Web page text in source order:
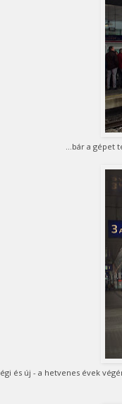
...bár a gépet
és új - a hetvenes évek